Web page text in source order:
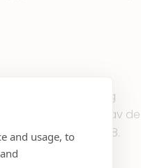
and usage, to
fasaden. Befintlig
monteringen av de
fasaden, mot E18.